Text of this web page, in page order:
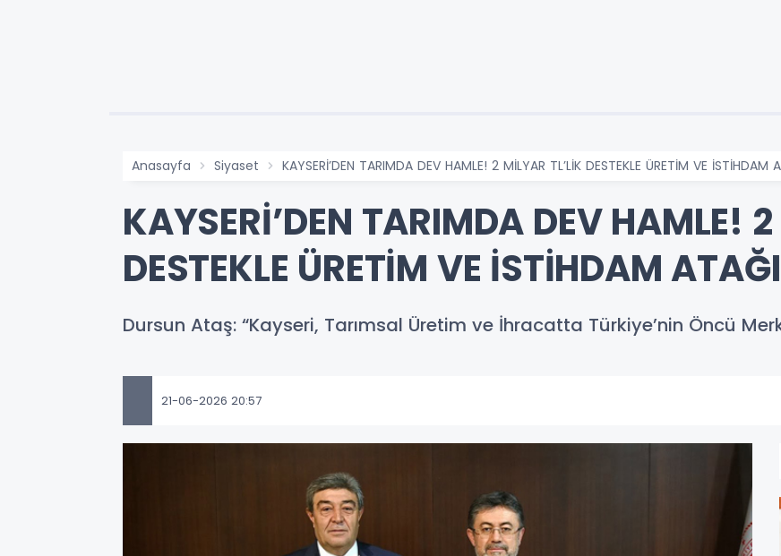
Anasayfa Siyaset KAYSERİ’DEN TARIMDA DEV HAMLE! 2 MİLYAR TL’LİK DESTEKLE ÜRETİM VE İSTİHDAM
KAYSERİ’DEN TARIMDA DEV HAMLE!
DESTEKLE ÜRETİM VE İSTİHDAM ATAĞI
Dursun Ataş: “Kayseri, Tarımsal Üretim ve İhracatta Türkiye’nin Öncü
21-06-2026 20:57